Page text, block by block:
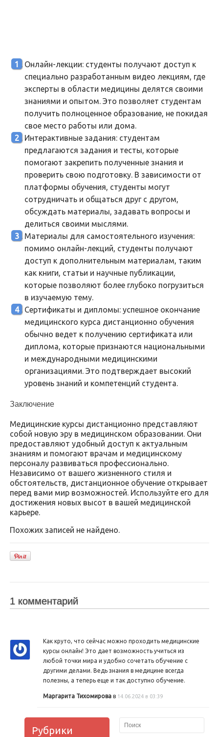
Онлайн-лекции: студенты получают доступ к
специально разработанным видео лекциям, где
эксперты в области медицины делятся своими
знаниями и опытом. Это позволяет студентам
получить полноценное образование, не покидая
свое место работы или дома.
Интерактивные задания: студентам
предлагаются задания и тесты, которые
помогают закрепить полученные знания и
проверить свою подготовку. В зависимости от
платформы обучения, студенты могут
сотрудничать и общаться друг с другом,
обсуждать материалы, задавать вопросы и
делиться своими мыслями.
Материалы для самостоятельного изучения:
помимо онлайн-лекций, студенты получают
доступ к дополнительным материалам, таким
как книги, статьи и научные публикации,
которые позволяют более глубоко погрузиться
в изучаемую тему.
Сертификаты и дипломы: успешное окончание
медицинского курса дистанционно обучения
обычно ведет к получению сертификата или
диплома, которые признаются национальными
и международными медицинскими
организациями. Это подтверждает высокий
уровень знаний и компетенций студента.
Заключение
Медицинские курсы дистанционно представляют
собой новую эру в медицинском образовании. Они
предоставляют удобный доступ к актуальным
знаниям и помогают врачам и медицинскому
персоналу развиваться профессионально.
Независимо от вашего жизненного стиля и
обстоятельств, дистанционное обучение открывает
перед вами мир возможностей. Используйте его для
достижения новых высот в вашей медицинской
карьере.
Похожих записей не найдено.
1 комментарий
Как круто, что сейчас можно проходить медицинские
курсы онлайн! Это дает возможность учиться из
любой точки мира и удобно сочетать обучение с
другими делами. Ведь знания в медицине всегда
полезны, а теперь еще и так доступно обучение.
Маргарита Тихомирова в 14.06.2024 в 03:39
Рубрики